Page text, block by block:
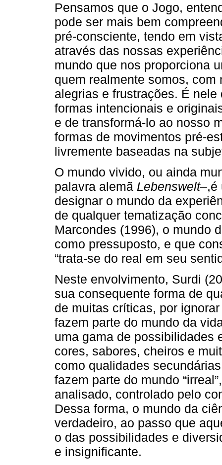
Pensamos que o Jogo,
pode ser mais bem
pré-consciente, tendo em
através das nossas
mundo que nos proporciona
quem realmente somos,
alegrias e frustrações. É
formas intencionais e
e de transformá-lo ao nosso
formas de movimentos pré-
livremente baseadas na
O mundo vivido, ou ainda
palavra alemã Lebenswelt–,é
designar o mundo da
de qualquer tematização
Marcondes (1996), o mundo
como pressuposto, e que
“trata-se do real em seu
Neste envolvimento, Surdi
sua consequente forma de
de muitas críticas, por
fazem parte do mundo da
uma gama de possibilidades
cores, sabores, cheiros e
como qualidades
fazem parte do mundo
analisado, controlado pelo
Dessa forma, o mundo da
verdadeiro, ao passo que
o das possibilidades e
e insignificante.